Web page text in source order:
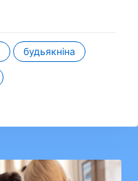
будьякніна